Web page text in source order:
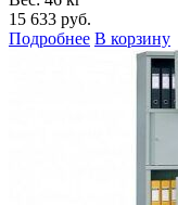
15 633 руб.
Подробнее В корзину